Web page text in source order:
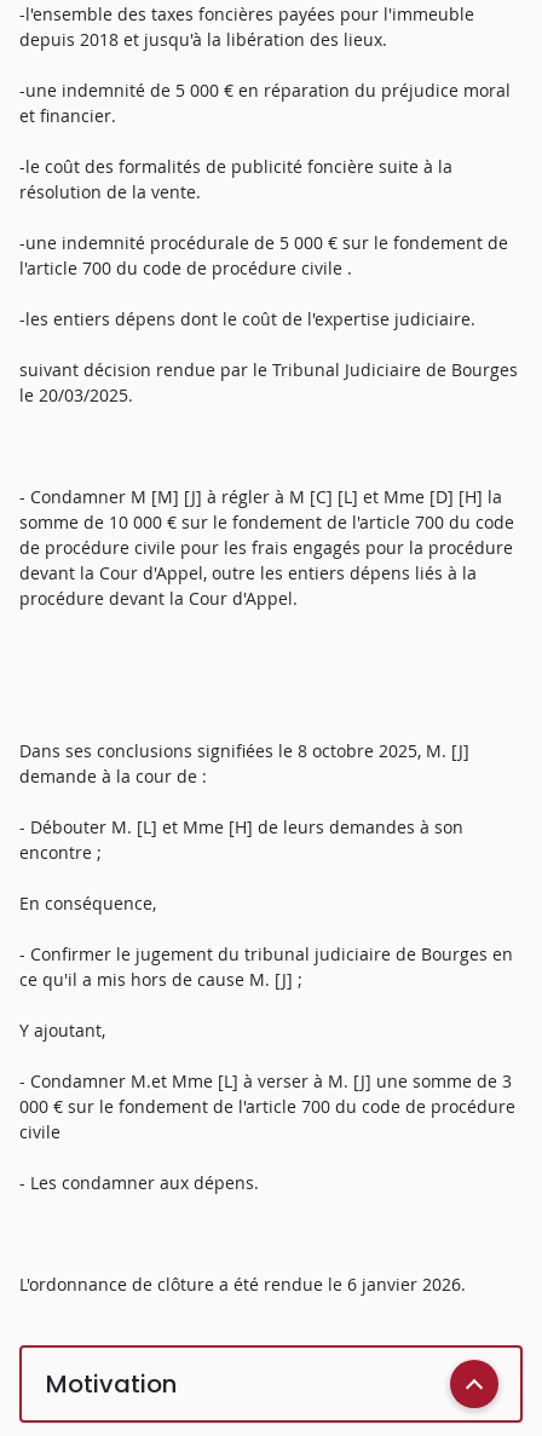
-l'ensemble des taxes foncières payées pour l'immeuble
depuis 2018 et jusqu'à la libération des lieux.
-une indemnité de 5 000 € en réparation du préjudice moral
et financier.
-le coût des formalités de publicité foncière suite à la
résolution de la vente.
-une indemnité procédurale de 5 000 € sur le fondement de
l'article 700 du code de procédure civile .
-les entiers dépens dont le coût de l'expertise judiciaire.
suivant décision rendue par le Tribunal Judiciaire de Bourges
le 20/03/2025.
- Condamner M [M] [J] à régler à M [C] [L] et Mme [D] [H] la
somme de 10 000 € sur le fondement de l'article 700 du code
de procédure civile pour les frais engagés pour la procédure
devant la Cour d'Appel, outre les entiers dépens liés à la
procédure devant la Cour d'Appel.
Dans ses conclusions signifiées le 8 octobre 2025, M. [J]
demande à la cour de :
- Débouter M. [L] et Mme [H] de leurs demandes à son
encontre ;
En conséquence,
- Confirmer le jugement du tribunal judiciaire de Bourges en
ce qu'il a mis hors de cause M. [J] ;
Y ajoutant,
- Condamner M.et Mme [L] à verser à M. [J] une somme de 3
000 € sur le fondement de l'article 700 du code de procédure
civile
- Les condamner aux dépens.
L'ordonnance de clôture a été rendue le 6 janvier 2026.
Motivation